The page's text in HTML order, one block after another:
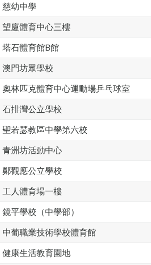
慈幼中學
望廈體育中心三樓
塔石體育館B館
澳門坊眾學校
奧林匹克體育中心運動場乒乓球室
石排灣公立學校
聖若瑟教區中學第六校
青洲坊活動中心
鄭觀應公立學校
工人體育場一樓
鏡平學校（中學部）
中葡職業技術學校體育館
健康生活教育園地